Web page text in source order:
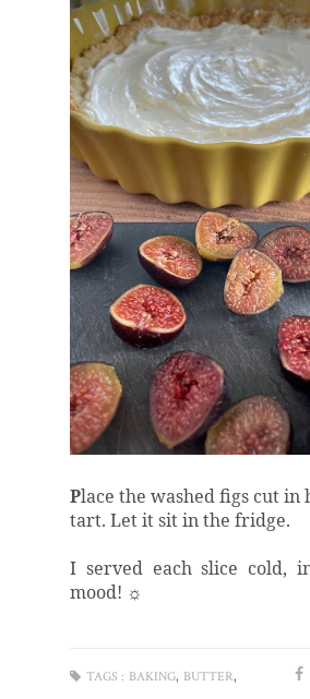
Place thewashedfigs cut in
tart. Let it sit in the fridge.
I served each slice cold,
mood! ☼
TAGS : BAKING, BUTTER,